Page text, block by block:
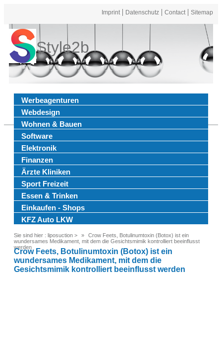
Imprint Datenschutz Contact Sitemap
Style2b
Werbeagenturen
Webdesign
Wohnen & Bauen
Software
Elektronik
Finanzen
Ärzte Kliniken
Sport Freizeit
Essen & Trinken
Einkaufen - Shops
KFZ Auto LKW
Sie sind hier : liposuction >
Crow Feets, Botulinumtoxin (Botox) ist ein
wundersames Medikament, mit dem die Gesichtsmimik kontrolliert beeinflusst
werden
Crow Feets, Botulinumtoxin (Botox) ist ein
wundersames Medikament, mit dem die
Gesichtsmimik kontrolliert beeinflusst werden